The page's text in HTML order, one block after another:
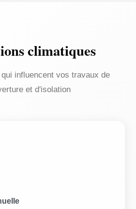
climatiques
influencent vos travaux de
et d'isolation